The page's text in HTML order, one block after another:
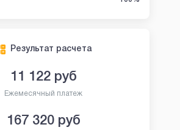
Результат расчета
11 122руб
Ежемесячный платеж
167 320руб